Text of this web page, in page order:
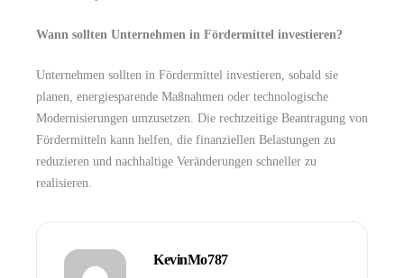
Wann sollten Unternehmen in Fördermittel investieren?
Unternehmen sollten in Fördermittel investieren, sobald sie
planen, energiesparende Maßnahmen oder technologische
Modernisierungen umzusetzen. Die rechtzeitige Beantragung von
Fördermitteln kann helfen, die finanziellen Belastungen zu
reduzieren und nachhaltige Veränderungen schneller zu
realisieren.
KevinMo787